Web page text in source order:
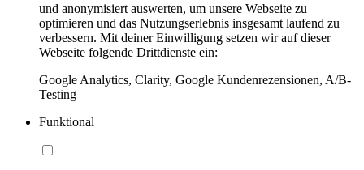
und anonymisiert auswerten, um unsere Webseite zu
optimieren und das Nutzungserlebnis insgesamt laufend zu
verbessern. Mit deiner Einwilligung setzen wir auf dieser
Webseite folgende Drittdienste ein:
Google Analytics, Clarity, Google Kundenrezensionen, A/B-
Testing
Funktional